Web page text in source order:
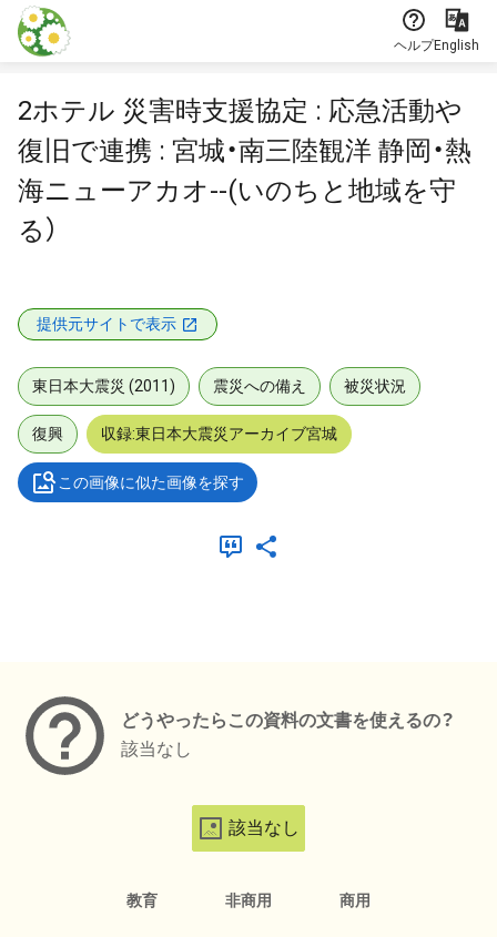
本文に飛ぶ
ヘルプEnglish
2ホテル 災害時支援協定 : 応急活動や
復旧で連携 : 宮城・南三陸観洋 静岡・熱
海ニューアカオ--(いのちと地域を守
る）
提供元サイトで表示
東日本大震災 (2011) 震災への備え 被災状況
復興 収録:東日本大震災アーカイブ宮城
この画像に似た画像を探す
どうやったらこの資料の文書を使えるの？
該当なし
該当なし
教育 非商用 商用